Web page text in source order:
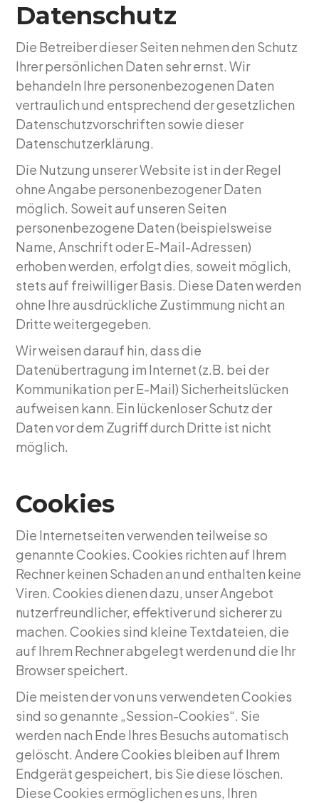
Datenschutz
Die Betreiber dieser Seiten nehmen den Schutz
Ihrer persönlichen Daten sehr ernst. Wir
behandeln Ihre personenbezogenen Daten
vertraulich und entsprechend der gesetzlichen
Datenschutzvorschriften sowie dieser
Datenschutzerklärung.
Die Nutzung unserer Website ist in der Regel
ohne Angabe personenbezogener Daten
möglich. Soweit auf unseren Seiten
personenbezogene Daten (beispielsweise
Name, Anschrift oder E-Mail-Adressen)
erhoben werden, erfolgt dies, soweit möglich,
stets auf freiwilliger Basis. Diese Daten werden
ohne Ihre ausdrückliche Zustimmung nicht an
Dritte weitergegeben.
Wir weisen darauf hin, dass die
Datenübertragung im Internet (z.B. bei der
Kommunikation per E-Mail) Sicherheitslücken
aufweisen kann. Ein lückenloser Schutz der
Daten vor dem Zugriff durch Dritte ist nicht
möglich.
Cookies
Die Internetseiten verwenden teilweise so
genannte Cookies. Cookies richten auf Ihrem
Rechner keinen Schaden an und enthalten keine
Viren. Cookies dienen dazu, unser Angebot
nutzerfreundlicher, effektiver und sicherer zu
machen. Cookies sind kleine Textdateien, die
auf Ihrem Rechner abgelegt werden und die Ihr
Browser speichert.
Die meisten der von uns verwendeten Cookies
sind so genannte „Session-Cookies“. Sie
werden nach Ende Ihres Besuchs automatisch
gelöscht. Andere Cookies bleiben auf Ihrem
Endgerät gespeichert, bis Sie diese löschen.
Diese Cookies ermöglichen es uns, Ihren